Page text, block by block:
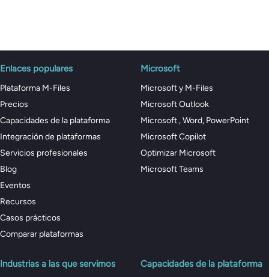
Enlaces populares
Plataforma M-Files
Precios
Capacidades de la plataforma
Integración de plataformas
Servicios profesionales
Blog
Eventos
Recursos
Casos prácticos
Comparar plataformas
Microsoft
Microsoft y M-Files
Microsoft Outlook
Microsoft , Word, PowerPoint
Microsoft Copilot
Optimizar Microsoft
Microsoft Teams
Industrias a las que servimos Capacidades de la plataforma